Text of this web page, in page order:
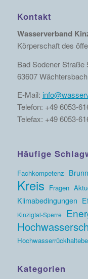
Kontakt
Wasserverband
Körperschaft des
Bad Sodener Straße
63607 Wächtersbach
E-Mail:
Telefon: +49 6053-
Telefax: +49 6053-
Häufige
Fachkompetenz
Kreis Fragen
Klimabedingungen
Kinzigtal-Sperre
Kategorien